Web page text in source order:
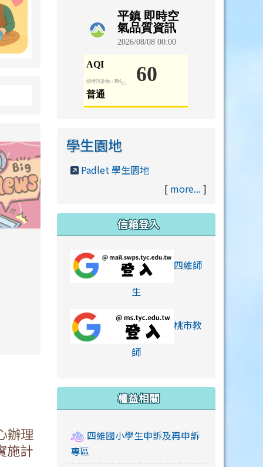
xiaohongshu.html
xiaohongshu.html
辦理
施計
學生園地
Padlet 學生園地
[ more... ]
信箱登入
四維師
生link to https://
桃市教
師link to https://
權益相關
四維國小學生申訴及再申訴
專區